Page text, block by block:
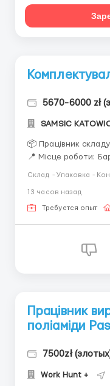
5670-6000 zł
SAMSIC
📦 Працівник
📍 Місце роботи:
замовлень згідно
Керування
Склад - Упаковка -
13 часов назад
Требуется опыт
Працівник
поліаміди
7500zł
Work Hunt +